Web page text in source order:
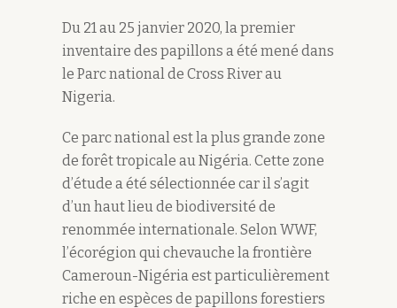
Du 21 au 25 janvier 2020, la premier
inventaire des papillons a été mené dans
le Parc national de Cross River au
Nigeria.
Ce parc national est la plus grande zone
de forêt tropicale au Nigéria. Cette zone
d’étude a été sélectionnée car il s’agit
d’un haut lieu de biodiversité de
renommée internationale. Selon WWF,
l’écorégion qui chevauche la frontière
Cameroun-Nigéria est particulièrement
riche en espèces de papillons forestiers